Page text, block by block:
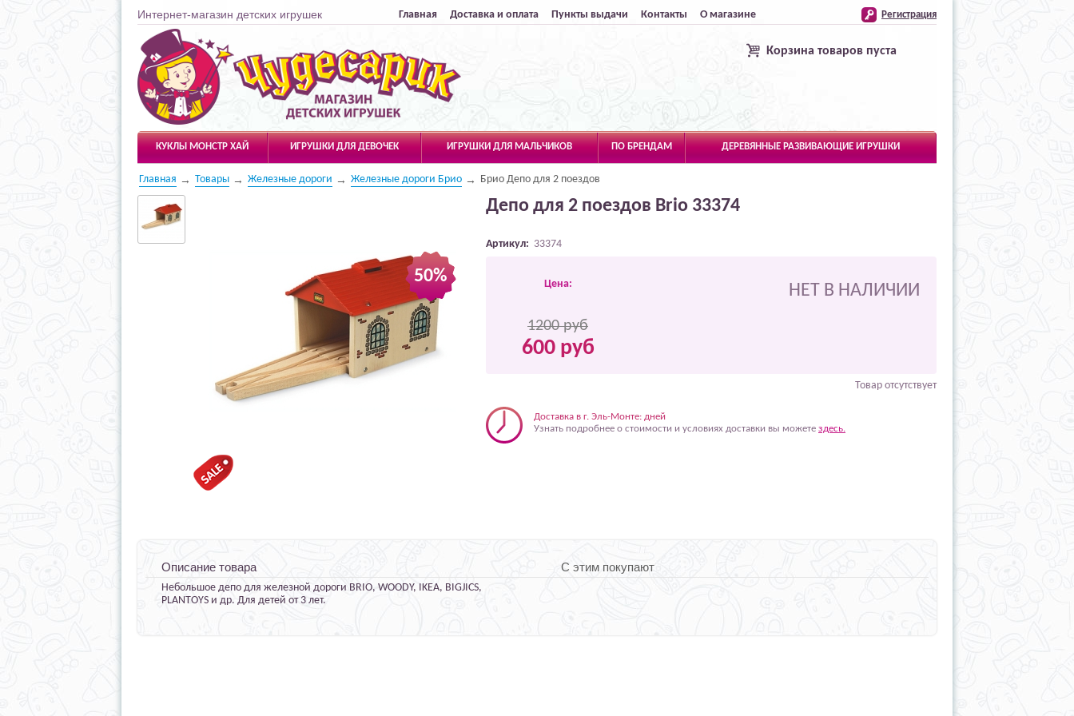
Интернет-магазин детских игрушек Главная Доставка и оплата Пункты выдачи Контакты О магазине Регистрация
Чудесарик
Корзина товаров пуста
КУКЛЫ МОНСТР ХАЙ ИГРУШКИ ДЛЯ ДЕВОЧЕК ИГРУШКИ ДЛЯ МАЛЬЧИКОВ ПО БРЕНДАМ ДЕРЕВЯННЫЕ РАЗВИВАЮЩИЕ ИГРУШКИ
Главная Товары Железные дороги Железные дороги Брио Брио Депо для 2 поездов
50%
Депо для 2 поездов Brio 33374
Артикул: 33374
НЕТ В НАЛИЧИИ
Цена:
1200 руб
600 руб
Товар отсутствует
Доставка в г. Эль-Монте: дней
Узнать подробнее о стоимости и условиях доставки вы можете здесь.
Описание товара С этим покупают
Небольшое депо для железной дороги BRIO, WOODY, IKEA, BIGJICS,
PLANTOYS и др. Для детей от 3 лет.